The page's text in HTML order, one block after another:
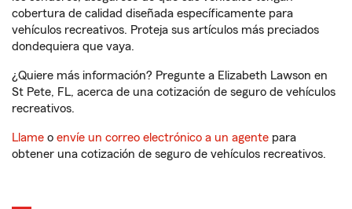
cobertura de calidad diseñada específicamente para
vehículos recreativos. Proteja sus artículos más preciados
dondequiera que vaya.
¿Quiere más información? Pregunte a Elizabeth Lawson en
St Pete, FL, acerca de una cotización de seguro de vehículos
recreativos.
Llame o envíe un correo electrónico a un agente para
obtener una cotización de seguro de vehículos recreativos.